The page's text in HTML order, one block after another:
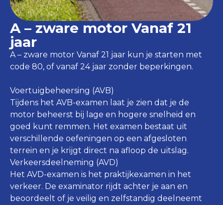
A – zware motor Vanaf 21
jaar
A – zware motor Vanaf 21 jaar kun je starten met
code 80, of vanaf 24 jaar zonder beperkingen.
Voertuigbeheersing (AVB)
Tijdens het AVB-examen laat je zien dat je de
motor beheerst bij lage en hogere snelheid en
goed kunt remmen. Het examen bestaat uit
verschillende oefeningen op een afgesloten
terrein en je krijgt direct na afloop de uitslag.
Verkeersdeelneming (AVD)
Het AVD-examen is het praktijkexamen in het
verkeer. De examinator rijdt achter je aan en
beoordeelt of je veilig en zelfstandig deelneemt